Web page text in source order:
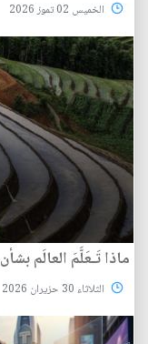
الخميس 02 تموز 2026
ماذا تَـعَلَّمَ العالَم
الثلاثاء 30 حزيران 2026